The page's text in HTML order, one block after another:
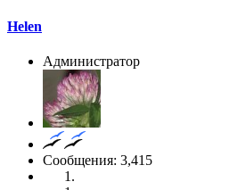
Helen
Администратор
Сообщения: 3,415